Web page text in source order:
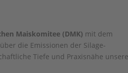
Maiskomitee (DMK) mit dem
die Emissionen der Silage-
Tiefe und Praxisnähe